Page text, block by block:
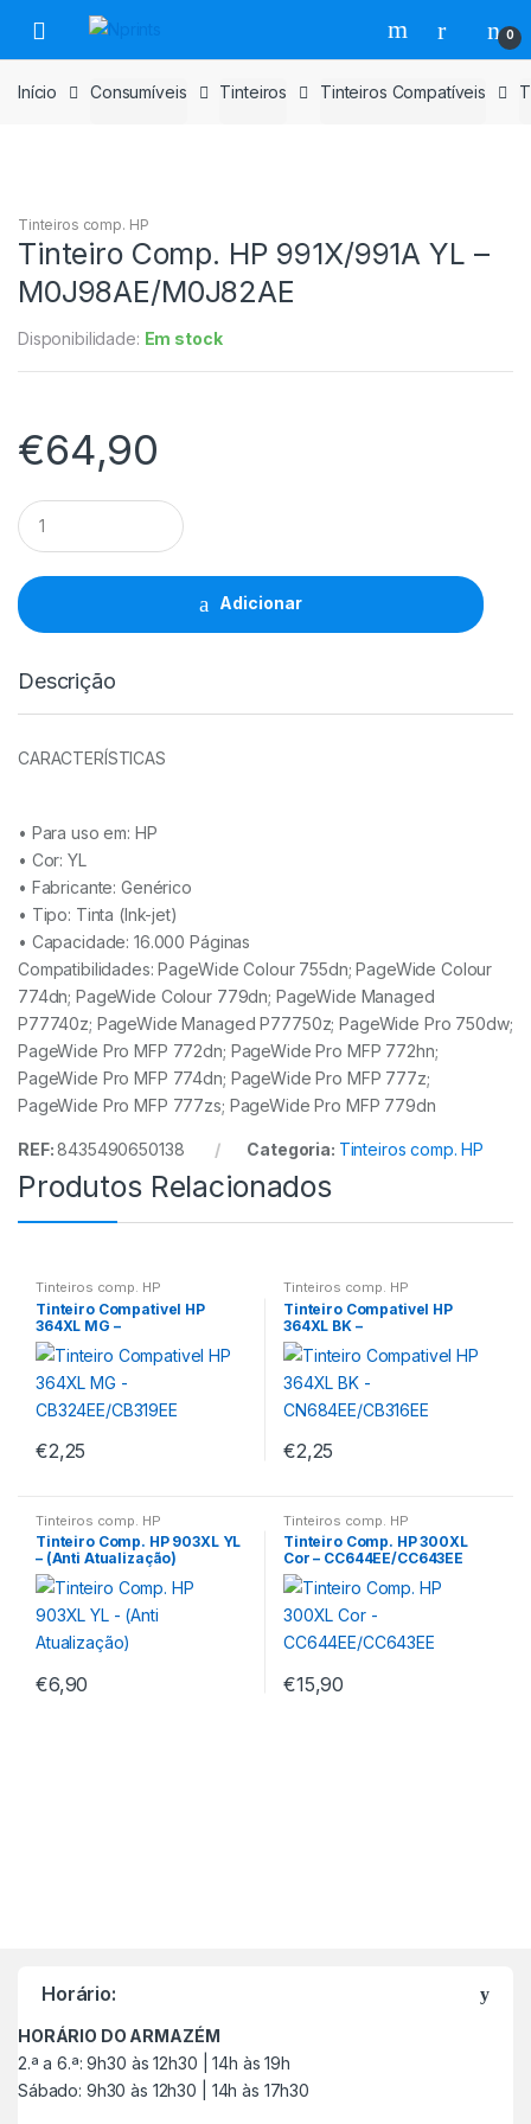
para
navegação
para
o
conteúdo
0
Início Consumíveis Tinteiros Tinteiros Compatíveis
Tinteiros comp. HP
Tinteiro Comp. HP 991X/991A YL –
M0J98AE/M0J82AE
Disponibilidade: Em stock
€64,90
Tinteiro
Comp.
HP
991X/991A
YL
-
M0J98AE/M0J82AE
Adicionar
Descrição
CARACTERÍSTICAS
• Para uso em: HP
• Cor: YL
• Fabricante:Genérico
• Tipo: Tinta (Ink-jet)
• Capacidade:16.000 Páginas
Compatibilidades: PageWide Colour 755dn; PageWide Colour
774dn; PageWide Colour 779dn; PageWide Managed
P77740z; PageWide Managed P77750z; PageWide Pro 750dw;
PageWide Pro MFP 772dn; PageWide Pro MFP 772hn;
PageWide Pro MFP 774dn; PageWide Pro MFP 777z;
PageWide Pro MFP 777zs; PageWide Pro MFP 779dn
REF:8435490650138 Categoria: Tinteiros comp. HP
Produtos Relacionados
Tinteiros comp. HP
Tinteiro Compativel HP
364XL MG –
CB324EE/CB319EE
€2,25
Tinteiros comp. HP
Tinteiro Compativel HP
364XL BK –
CN684EE/CB316EE
€2,25
Tinteiros comp. HP
Tinteiro Comp. HP 903XL YL
– (Anti Atualização)
€6,90
Tinteiros comp. HP
Tinteiro Comp. HP 300XL
Cor – CC644EE/CC643EE
€15,90
Horário:
HORÁRIO DO ARMAZÉM
2.ª a 6.ª: 9h30 às 12h30 | 14h às 19h
Sábado: 9h30 às 12h30 | 14h às 17h30